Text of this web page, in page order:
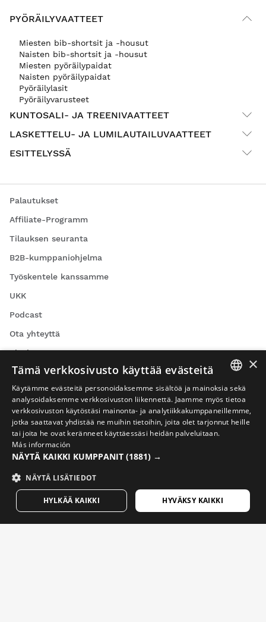
PYÖRÄILYVAATTEET
Miesten bib-shortsit ja -housut
Naisten bib-shortsit ja -housut
Miesten pyöräilypaidat
Naisten pyöräilypaidat
Pyöräilylasit
Pyöräilyvarusteet
KUNTOSALI- JA TREENIVAATTEET
LASKETTELU- JA LUMILAUTAILUVAATTEET
ESITTELYSSÄ
Palautukset
Affiliate-Programm
Tilauksen seuranta
B2B-kumppaniohjelma
Työskentele kanssamme
UKK
Podcast
Ota yhteyttä
Blogi
Etsi Siroko-myymälä
Pyöräilyvideot
Seikkailuvideot
ENGLISH
GREEK
FINNISH
×
Tämä verkkosivusto käyttää evästeitä
Käytämme evästeitä personoidaksemme sisältöä ja mainoksia sekä
analysoidaksemme verkkosivuston liikennettä. Jaamme myös tietoa
verkkosivuston käytöstäsi mainonta- ja analytiikkakumppaneillemme,
jotka saattavat yhdistää ne muihin tietoihin, joita olet tarjonnut heille
tai joita he ovat keränneet käyttäessäsi heidän palveluitaan.
Más información
NÄYTÄ KAIKKI KUMPPANIT (1881) →
NÄYTÄ LISÄTIEDOT
HYVÄKSY KAIKKI
HYLKÄÄ KAIKKI